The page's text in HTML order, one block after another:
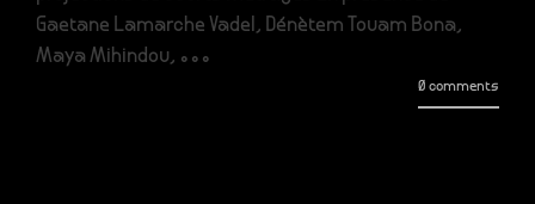
Gaetane Lamarche Vadel, Dénètem Touam Bona,
Maya Mihindou, ...
0 comments